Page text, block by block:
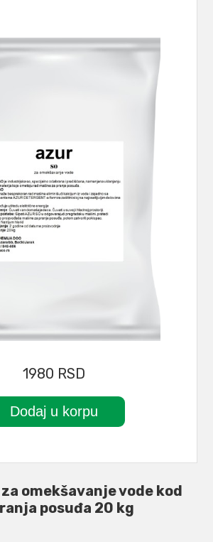
1980 RSD
za omekšavanje vode kod
posuđa 20 kg